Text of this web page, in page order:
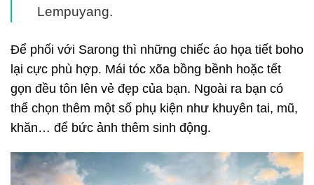
Lempuyang.
Để phối với Sarong thì những chiếc áo họa tiết boho
lại cực phù hợp. Mái tóc xõa bồng bềnh hoặc tết
gọn đều tôn lên vẻ đẹp của bạn. Ngoài ra bạn có
thể chọn thêm một số phụ kiện như khuyên tai, mũ,
khăn… để bức ảnh thêm sinh động.